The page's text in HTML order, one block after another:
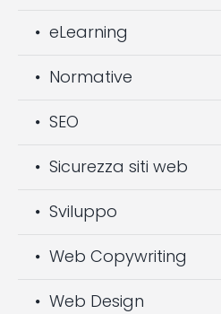
eLearning
Normative
SEO
Sicurezza siti web
Sviluppo
Web Copywriting
Web Design